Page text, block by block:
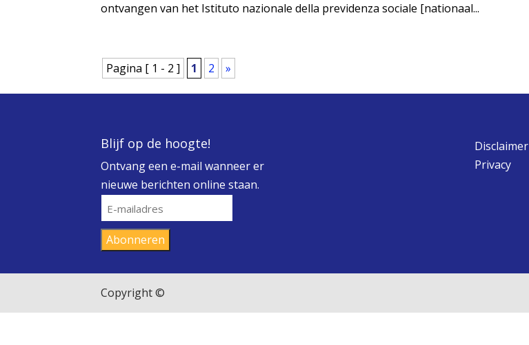
ontvangen van het Istituto nazionale della previdenza sociale [nationaal...
Pagina [ 1 - 2 ] 1 2 »
Blijf op de hoogte!
Ontvang een e-mail wanneer er
nieuwe berichten online staan.
E-
mailadres
Abonneren
Disclaimer
Privacy
Copyright ©